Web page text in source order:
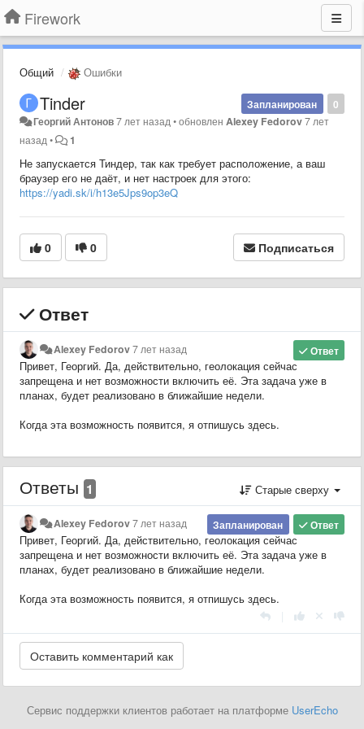
Firework
Общий Ошибки
0
Запланирован
Tinder
Георгий Антонов7 лет назад •обновлен Alexey Fedorov7 лет
назад • 1
Не запускается Тиндер, так как требует расположение, а ваш
браузер его не даёт, и нет настроек для этого:
https://yadi.sk/i/h13e5Jps9op3eQ
0 0 Подписаться
Ответ
Ответ
Alexey Fedorov7 лет назад
Привет, Георгий. Да, действительно, геолокация сейчас
запрещена и нет возможности включить её. Эта задача уже в
планах, будет реализовано в ближайшие недели.
Когда эта возможность появится, я отпишусь здесь.
Ответы 1 Старые сверху
Ответ
Запланирован
Alexey Fedorov7 лет назад
Привет, Георгий. Да, действительно, геолокация сейчас
запрещена и нет возможности включить её. Эта задача уже в
планах, будет реализовано в ближайшие недели.
Когда эта возможность появится, я отпишусь здесь.
Сервис поддержки клиентов работает на платформе UserEcho